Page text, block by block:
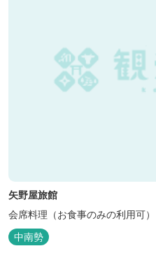
矢野屋旅館
会席料理（お食事のみの利用可）
中南勢